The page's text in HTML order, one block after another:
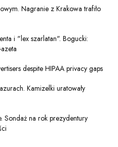
Nagranie z Krakowa trafiło
i "lex szarlatan". Bogucki:
despite HIPAA privacy gaps
Kamizelki uratowały
Sondaż na rok prezydentury